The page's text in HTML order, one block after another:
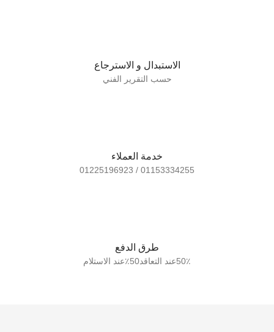
الاستبدال و الاسترجاع
حسب التقرير الفني
خدمة العملاء
01153334255 / 01225196923
طرق الدفع
50٪عند التعاقد50٪عند الاستلام